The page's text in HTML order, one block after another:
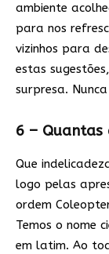
ambiente
para nos
vizinhos para
estas
surpresa.
6 – Quantas
Que
logo pelas
ordem
Temos o nome
em latim. Ao